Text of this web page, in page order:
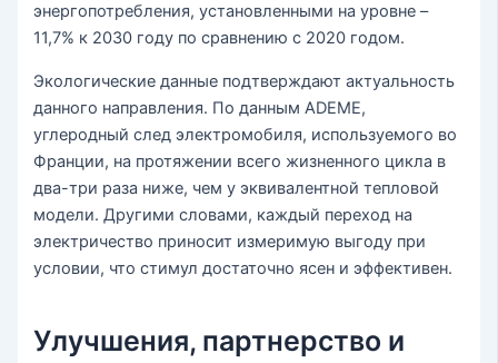
энергопотребления, установленными на уровне –
11,7% к 2030 году по сравнению с 2020 годом.
Экологические данные подтверждают актуальность
данного направления. По данным ADEME,
углеродный след электромобиля, используемого во
Франции, на протяжении всего жизненного цикла в
два-три раза ниже, чем у эквивалентной тепловой
модели. Другими словами, каждый переход на
электричество приносит измеримую выгоду при
условии, что стимул достаточно ясен и эффективен.
Улучшения, партнерство и